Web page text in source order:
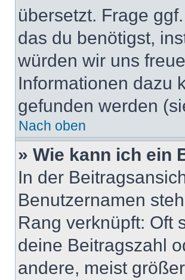
übersetzt. Frage
das du benötigst,
würden wir uns
Informationen dazu
gefunden werden
Nach oben
» Wie kann ich ein
In der
Benutzernamen
Rang verknüpft: Oft
deine Beitragszahl
andere, meist